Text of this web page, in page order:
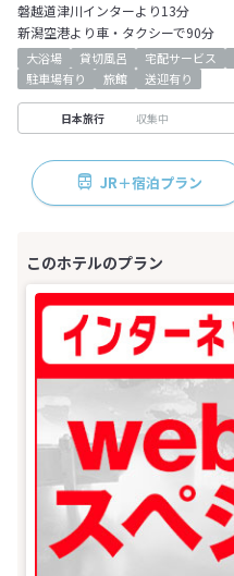
磐越道津川インターより13分
新潟空港より車・タクシーで90分
大浴場 貸切風呂 宅配サービス
駐車場有り
旅館 送迎有り
日本旅行 収集中
JR＋宿泊プラン